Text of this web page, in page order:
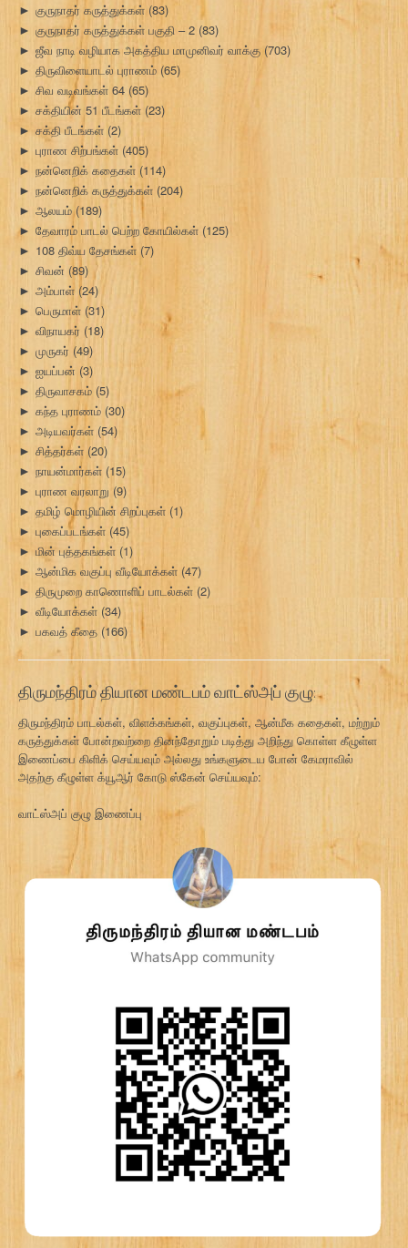
► குருநாதர் கருத்துக்கள்(83)
► குருநாதர் கருத்துக்கள் பகுதி – 2 (83)
► ஜீவ நாடி வழியாக அகத்திய மாமுனிவர் வாக்கு(703)
► திருவிளையாடல் புராணம் (65)
► சிவ வடிவங்கள் 64 (65)
► சக்தியின் 51 பீடங்கள் (23)
► சக்தி பீடங்கள் (2)
► புராண சிற்பங்கள் (405)
► நன்னெறிக் கதைகள் (114)
► நன்னெறிக் கருத்துக்கள் (204)
► ஆலயம்(189)
► தேவாரம் பாடல் பெற்ற கோயில்கள் (125)
► 108 திவ்ய தேசங்கள் (7)
► சிவன் (89)
► அம்பாள் (24)
► பெருமாள் (31)
► விநாயகர் (18)
► முருகர் (49)
► ஐயப்பன் (3)
► திருவாசகம் (5)
► கந்த புராணம் (30)
► அடியவர்கள் (54)
► சித்தர்கள் (20)
► நாயன்மார்கள் (15)
► புராண வரலாறு (9)
► தமிழ் மொழியின் சிறப்புகள் (1)
► புகைப்படங்கள் (45)
► மின் புத்தகங்கள் (1)
► ஆன்மிக வகுப்பு வீடியோக்கள் (47)
► திருமுறை காணொளிப் பாடல்கள் (2)
► வீடியோக்கள் (34)
► பகவத் கீதை (166)
திருமந்திரம் தியான மண்டபம் வாட்ஸ்அப் குழு:
திருமந்திரம் பாடல்கள், விளக்கங்கள், வகுப்புகள், ஆன்மீக கதைகள், மற்றும்
கருத்துக்கள் போன்றவற்றை தினந்தோறும் படித்து அறிந்து கொள்ள கீழுள்ள
இணைப்பை கிளிக் செய்யவும் அல்லது உங்களுடைய போன் கேமராவில்
அதற்கு கீழுள்ள க்யூஆர் கோடு ஸ்கேன் செய்யவும்:
வாட்ஸ்அப் குழு இணைப்பு